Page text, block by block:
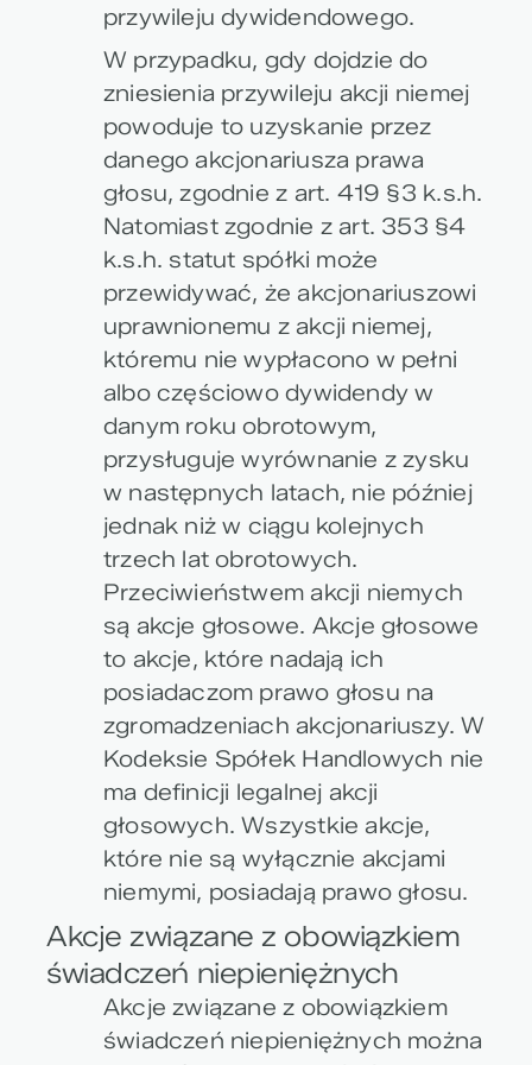
przywileju dywidendowego.
W przypadku, gdy dojdzie do
zniesienia przywileju akcji niemej
powoduje to uzyskanie przez
danego akcjonariusza prawa
głosu, zgodnie z art. 419 §3 k.s.h.
Natomiast zgodnie z art. 353 §4
k.s.h. statut spółki może
przewidywać, że akcjonariuszowi
uprawnionemu z akcji niemej,
któremu nie wypłacono w pełni
albo częściowo dywidendy w
danym roku obrotowym,
przysługuje wyrównanie z zysku
w następnych latach, nie później
jednak niż w ciągu kolejnych
trzech lat obrotowych.
Przeciwieństwem akcji niemych
są akcje głosowe. Akcje głosowe
to akcje, które nadają ich
posiadaczom prawo głosu na
zgromadzeniach akcjonariuszy. W
Kodeksie Spółek Handlowych nie
ma definicji legalnej akcji
głosowych. Wszystkie akcje,
które nie są wyłącznie akcjami
niemymi, posiadają prawo głosu.
Akcje związane z obowiązkiem
świadczeń niepieniężnych
Akcje związane z obowiązkiem
świadczeń niepieniężnych można